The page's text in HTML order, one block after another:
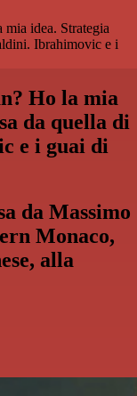
idea. Strategia
Ibrahimovic e i
Ho la mia
da quella di
e i guai di
da Massimo
Monaco,
alla